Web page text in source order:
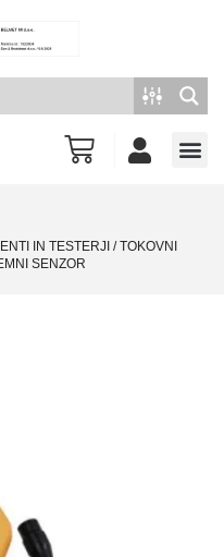
IN TESTERJI /TOKOVNI
SENZOR